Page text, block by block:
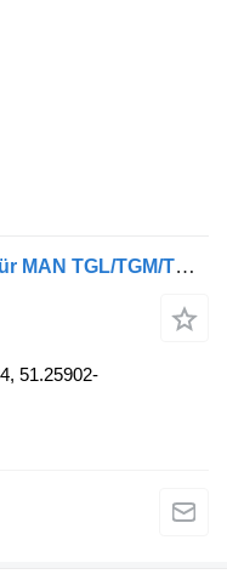
MAN 51.25902-0123 AGR-Ventil für MAN TGL/TGM/TGA LKW
51.25902-